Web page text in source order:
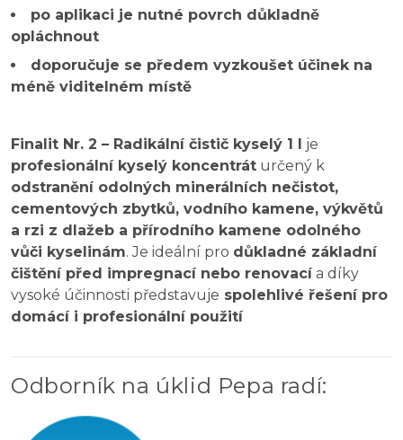
po aplikaci je nutné povrch důkladně
opláchnout
doporučuje se předem vyzkoušet účinek na
méně viditelném místě
Finalit Nr. 2 – Radikální čistič kyselý 1 l je
profesionální kyselý koncentrát určený k
odstranění odolných minerálních nečistot,
cementových zbytků, vodního kamene, výkvětů
a rzi z dlažeb a přírodního kamene odolného
vůči kyselinám. Je ideální pro důkladné základní
čištění před impregnací nebo renovacía díky
vysoké účinnosti představuje spolehlivé řešení pro
domácí i profesionální použití
Odborník na úklid Pepa radí: